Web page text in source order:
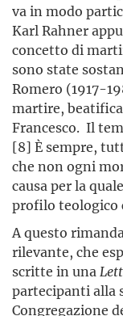
va in modo
Karl Rahner
concetto di
sono state
Romero (1917-
martire,
Francesco. Il
[8] È sempre,
che non ogni
causa per la
profilo teologico
A questo
rilevante, che
scritte in una
partecipanti alla
Congregazione